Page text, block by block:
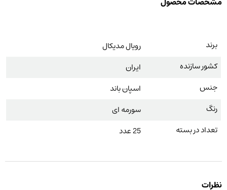
برند
رویال مدیکال
کشور سازنده
ایران
جنس
اسپان باند
رنگ
سورمه ای
تعداد در بسته
25 عدد
نظرات